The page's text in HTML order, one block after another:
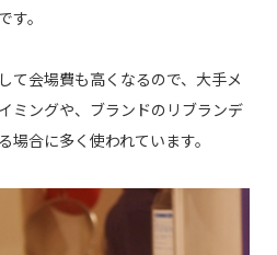
。
て会場費も高くなるので、大手メ
ミングや、ブランドのリブランデ
場合に多く使われています。